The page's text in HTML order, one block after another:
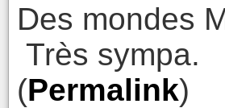
Des mondes
Très sympa.
(Permalink)